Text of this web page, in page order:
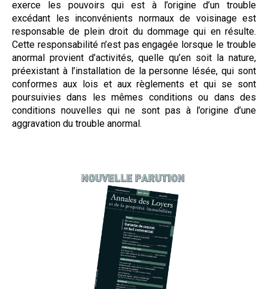
exerce les pouvoirs qui est à l’origine d’un trouble
excédant les inconvénients normaux de voisinage est
responsable de plein droit du dommage qui en résulte.
Cette responsabilité n’est pas engagée lorsque le trouble
anormal provient d’activités, quelle qu’en soit la nature,
préexistant à l’installation de la personne lésée, qui sont
conformes aux lois et aux règlements et qui se sont
poursuivies dans les mêmes conditions ou dans des
conditions nouvelles qui ne sont pas à l’origine d’une
aggravation du trouble anormal.